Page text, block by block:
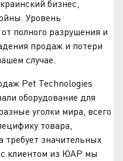
бизнес,
Уровень
полного разрушения и
продаж и потери
случае.
Pet Technologies
оборудование для
уголки мира, всего
товара,
требует значительных
клиентом из ЮАР мы